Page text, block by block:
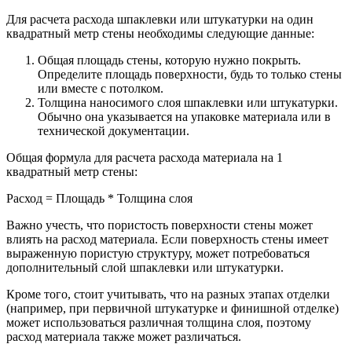
Для расчета расхода шпаклевки или штукатурки на один
квадратный метр стены необходимы следующие данные:
Общая площадь стены, которую нужно покрыть.
Определите площадь поверхности, будь то только стены
или вместе с потолком.
Толщина наносимого слоя шпаклевки или штукатурки.
Обычно она указывается на упаковке материала или в
технической документации.
Общая формула для расчета расхода материала на 1
квадратный метр стены:
Расход = Площадь * Толщина слоя
Важно учесть, что пористость поверхности стены может
влиять на расход материала. Если поверхность стены имеет
выраженную пористую структуру, может потребоваться
дополнительный слой шпаклевки или штукатурки.
Кроме того, стоит учитывать, что на разных этапах отделки
(например, при первичной штукатурке и финишной отделке)
может использоваться различная толщина слоя, поэтому
расход материала также может различаться.